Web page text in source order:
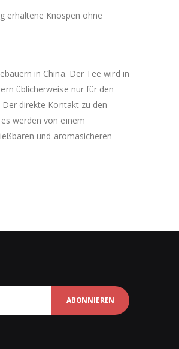
erhaltene Knospen ohne
in China. Der Tee wird in
üblicherweise nur für den
direkte Kontakt zu den
werden von einem
und aromasicheren
ABONNIEREN